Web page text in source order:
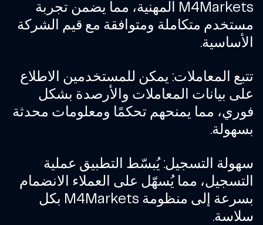
M4Markets المهنية، مما يضمن تجربة
مستخدم متكاملة ومتوافقة مع قيم الشركة
الأساسية.
تتبع المعاملات: يمكن للمستخدمين الاطلاع
على بيانات المعاملات والأرصدة بشكل
فوري، مما يمنحهم تحكمًا ومعلومات محدثة
بسهولة.
سهولة التسجيل: يُبسّط التطبيق عملية
التسجيل، مما يُسهّل على العملاء الانضمام
بسرعة إلى منظومة M4Markets بكل
سلاسة.